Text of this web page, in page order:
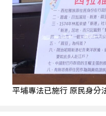
平埔專法已施行 原民身分